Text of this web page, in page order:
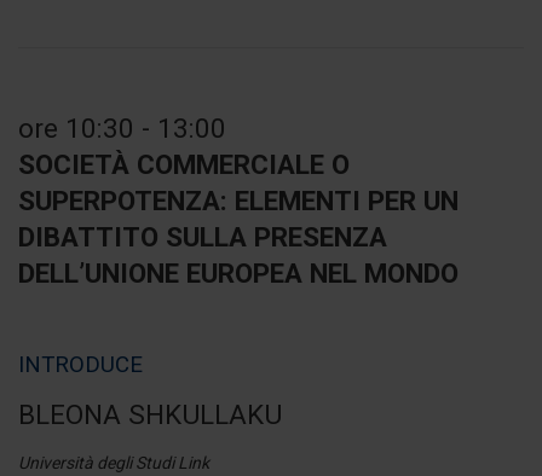
ore 10:30 - 13:00
SOCIETÀ COMMERCIALE O
SUPERPOTENZA: ELEMENTI PER UN
DIBATTITO SULLA PRESENZA
DELL’UNIONE EUROPEA NEL MONDO
INTRODUCE
BLEONA SHKULLAKU
Università degli Studi Link